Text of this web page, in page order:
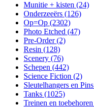
Munitie + kisten (24)
Onderzeeërs (126)
Op=Op (2302)
Photo Etched (47)
Pre-Order (2)
Resin (128)
Scenery (76)
Schepen (442)
Science Fiction (2)
Sleutelhangers en Pins
Tanks (1025)
Treinen en toebehoren